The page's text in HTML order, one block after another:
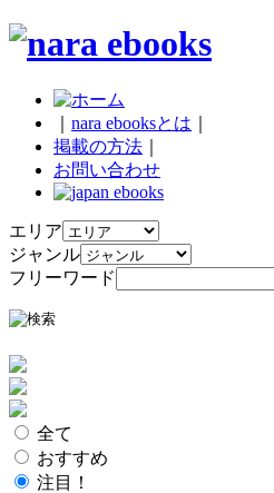
nara ebooksとは
掲載の方法
お問い合わせ
エリア
ジャンル
フリーワード
全て
おすすめ
注目！